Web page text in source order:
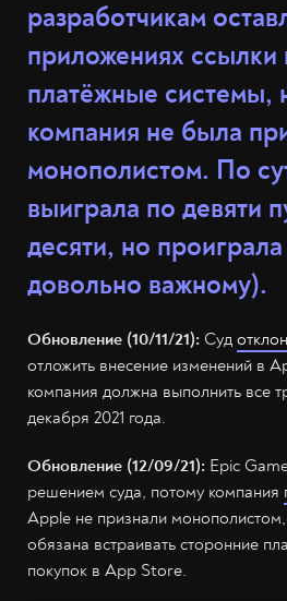
разработчикам
приложениях ссылки
платёжные системы,
компания не была
монополистом. По
выиграла по девяти
десяти, но
довольно важному).
Обновление (10/11/21): Суд
отложить внесение изменений в
компания должна выполнить все
декабря 2021 года.
Обновление (12/09/21): Epic
решением суда, потому компания
Apple не признали
обязана встраивать сторонние
покупок в App Store.